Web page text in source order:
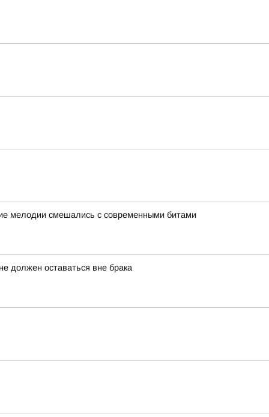
мелодии смешались с современными битами
должен оставаться вне брака